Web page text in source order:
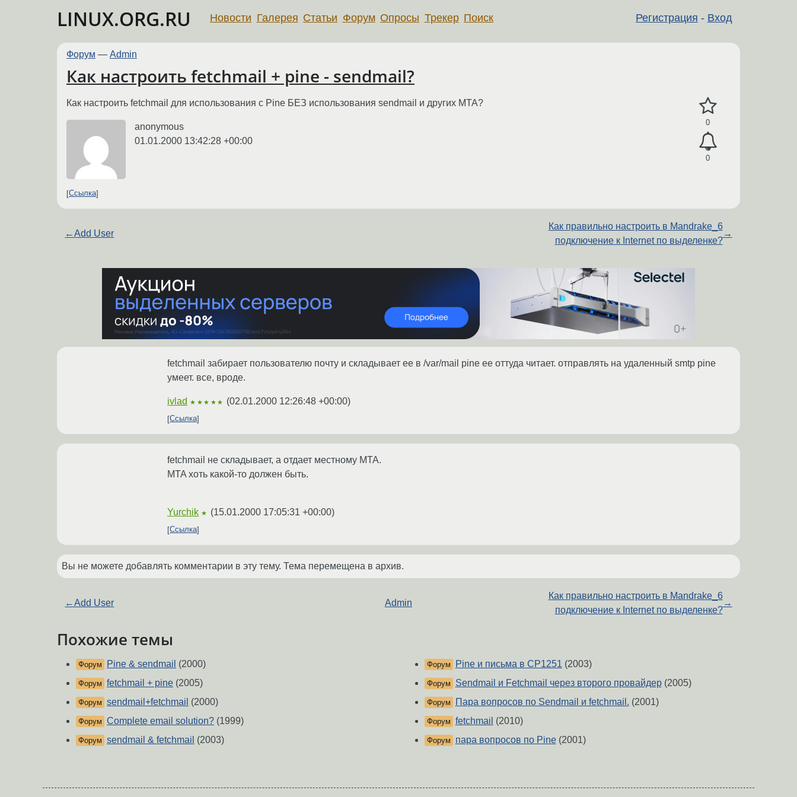
LINUX.ORG.RU Регистрация - Вход
Новости Галерея Статьи Форум Опросы Трекер Поиск
Форум — Admin
Как настроить fetchmail + pine - sendmail?
0
0
Как настроить fetchmail для использования с Pine БЕЗ использования sendmail и других MTA?
anonymous
01.01.2000 13:42:28 +00:00
Ссылка
←Add User
Как правильно настроить в Mandrake_6
подключение к Internet по выделенке?
→
fetchmail забирает пользователю почту и складывает ее в /var/mail pine ее оттуда читает. отправлять на удаленный smtp pine
умеет. все, вроде.
ivlad ★★★★★ (02.01.2000 12:26:48 +00:00)
Ссылка
fetchmail не складывает, а отдает местному MTA.
MTA хоть какой-то должен быть.
Yurchik ★ (15.01.2000 17:05:31 +00:00)
Ссылка
Вы не можете добавлять комментарии в эту тему. Тема перемещена в архив.
←Add User Admin
Как правильно настроить в Mandrake_6
подключение к Internet по выделенке?
→
Похожие темы
Форум Pine & sendmail (2000)
Форум fetchmail + pine (2005)
Форум sendmail+fetchmail (2000)
Форум Complete email solution? (1999)
Форум sendmail & fetchmail (2003)
Форум Pine и письма в CP1251 (2003)
Форум Sendmail и Fetchmail через второго провайдер(2005)
Форум Пара вопросов по Sendmail и fetchmail. (2001)
Форум fetchmail (2010)
Форум пара вопросов по Pine(2001)